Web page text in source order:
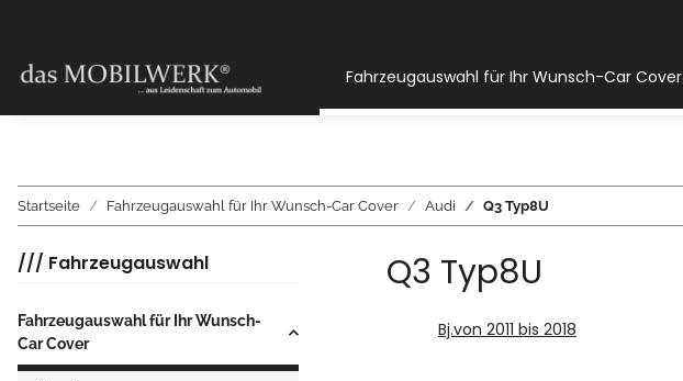
Fahrzeugauswahl für Ihr Wunsch-Car Cover
Startseite Fahrzeugauswahl für Ihr Wunsch-Car Cover Audi Q3 Typ8U
Q3 Typ8U
Bj.von 2011 bis 2018
/// Fahrzeugauswahl
Fahrzeugauswahl für Ihr Wunsch-
Car Cover